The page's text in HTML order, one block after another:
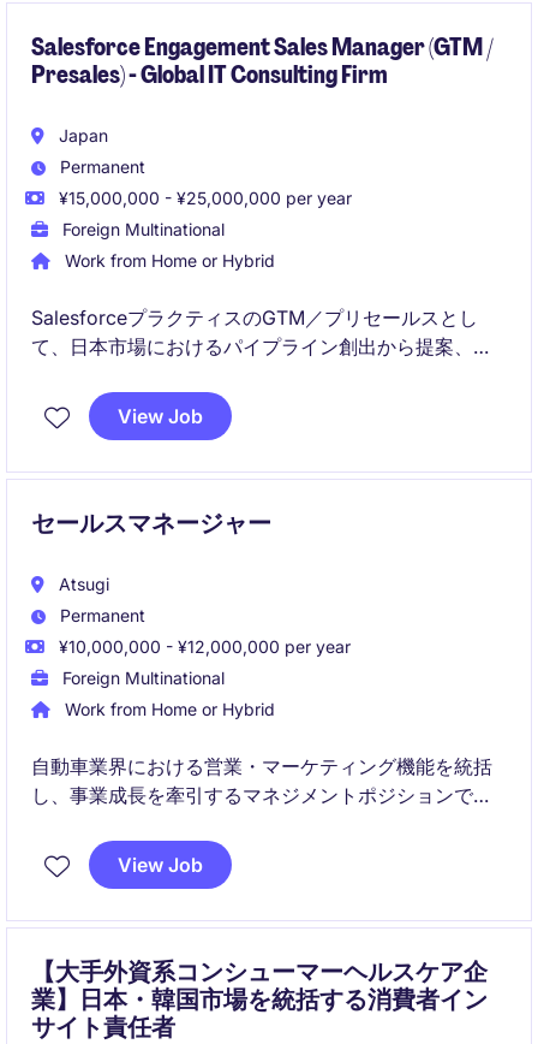
Salesforce Engagement Sales Manager (GTM /
Presales) - Global IT Consulting Firm
Japan
Permanent
¥15,000,000 - ¥25,000,000 per year
Foreign Multinational
Work from Home or Hybrid
SalesforceプラクティスのGTM／プリセールスとし
て、日本市場におけるパイプライン創出から提案、ク
界の担当アカウントにおける顧客窓口を担い、マーケ
ット対応チームおよびデリバリーチームと連携しなが
View Job
セールスマネージャー
Atsugi
Permanent
¥10,000,000 - ¥12,000,000 per year
Foreign Multinational
Work from Home or Hybrid
自動車業界における営業・マーケティング機能を統括
し、事業成長を牽引するマネジメントポジションで
進、顧客プロジェクト管理、組織強化を担っていただ
きます。
View Job
【大手外資系コンシューマーヘルスケア企
業】日本・韓国市場を統括する消費者イン
サイト責任者